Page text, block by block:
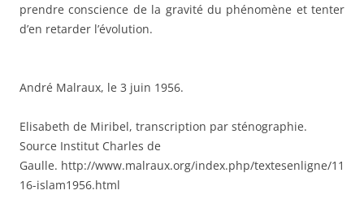
prendre conscience de la gravité du phénomène et tenter
d’en retarder l’évolution.
André Malraux, le 3 juin 1956.
Elisabeth de Miribel, transcription par sténographie.
Source Institut Charles de
Gaulle. http://www.malraux.org/index.php/textesenligne/11
16-islam1956.html